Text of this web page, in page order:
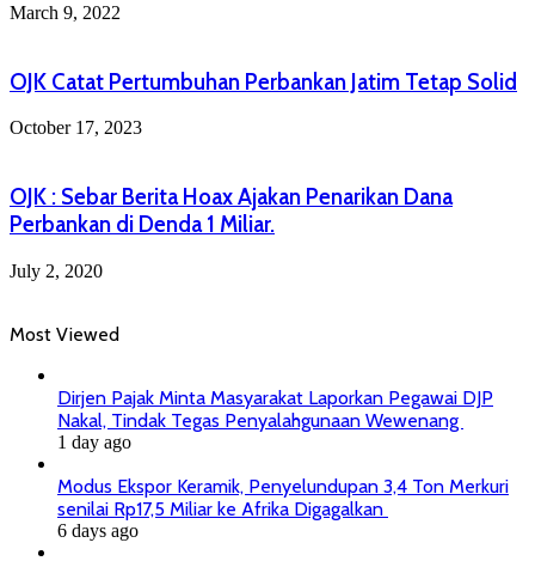
March 9, 2022
OJK Catat Pertumbuhan Perbankan Jatim Tetap Solid
October 17, 2023
OJK : Sebar Berita Hoax Ajakan Penarikan Dana
Perbankan di Denda 1 Miliar.
July 2, 2020
Most Viewed
Dirjen Pajak Minta Masyarakat Laporkan Pegawai DJP
Nakal, Tindak Tegas Penyalahgunaan Wewenang
1 day ago
Modus Ekspor Keramik, Penyelundupan 3,4 Ton Merkuri
senilai Rp17,5 Miliar ke Afrika Digagalkan
6 days ago